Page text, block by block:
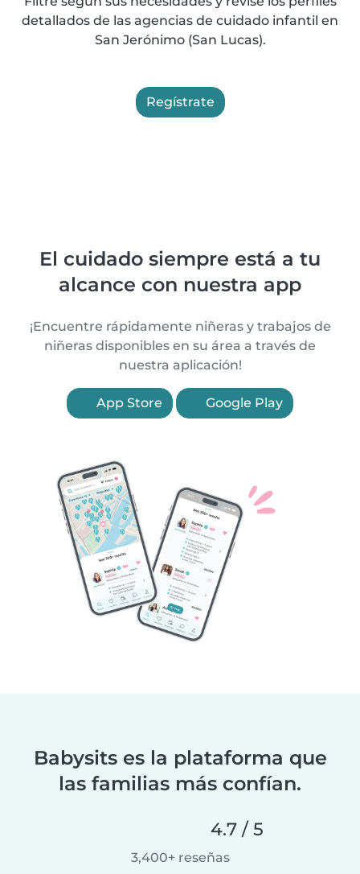
detallados de las agencias de cuidado infantil en
San Jerónimo (San Lucas).
Regístrate
El cuidado siempre está a tu
alcance con nuestra app
¡Encuentre rápidamente niñeras y trabajos de
niñeras disponibles en su área a través de
nuestra aplicación!
App Store Google Play
Babysits es la plataforma que
las familias más confían.
4.7 / 5
3,400+ reseñas